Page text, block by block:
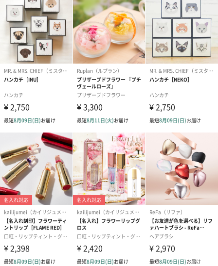
プリザーブドフラワー
ブーケ（ピンク）
（2,580円）
プリザーブドフラワー
ブーケ（ブルー）
（2,580円）
アミュレット
ク）（1,500円
ぬいぐるみ
愛らしいぬいぐるみを同梱してお届けします。
誕生日・記念日・出産祝いなどのシーンにおすすめです。
フラワーテディベア
（2,390円）
テディベア（バニラ）
（1,760円）
テディベア（